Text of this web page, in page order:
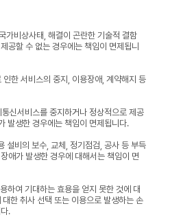
가비상사태, 해결이 곤란한 기술적 결함
공할 수 없는 경우에는 책임이 면제됩니
한 서비스의 중지, 이용장애, 계약해지 등
신서비스를 중지하거나 정상적으로 제공
발생한 경우에는 책임이 면제됩니다.
설비의 보수, 교체, 정기점검, 공사 등 부득
애가 발생한 경우에 대해서는 책임이 면
하여 기대하는 효용을 얻지 못한 것에 대
한 취사 선택 또는 이용으로 발생하는 손
.